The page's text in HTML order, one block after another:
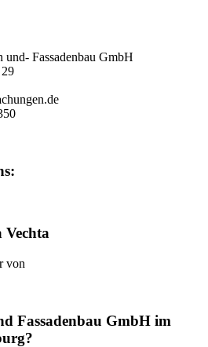
Fassadenbau GmbH
Vechta
von
Fassadenbau GmbH im